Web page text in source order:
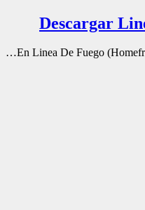
En Linea De Fuego